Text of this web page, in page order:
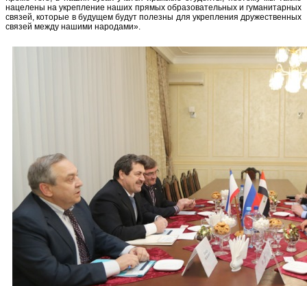
нацелены на укрепление наших прямых образовательных и гуманитарных
связей, которые в будущем будут полезны для укрепления дружественных
связей между нашими народами».